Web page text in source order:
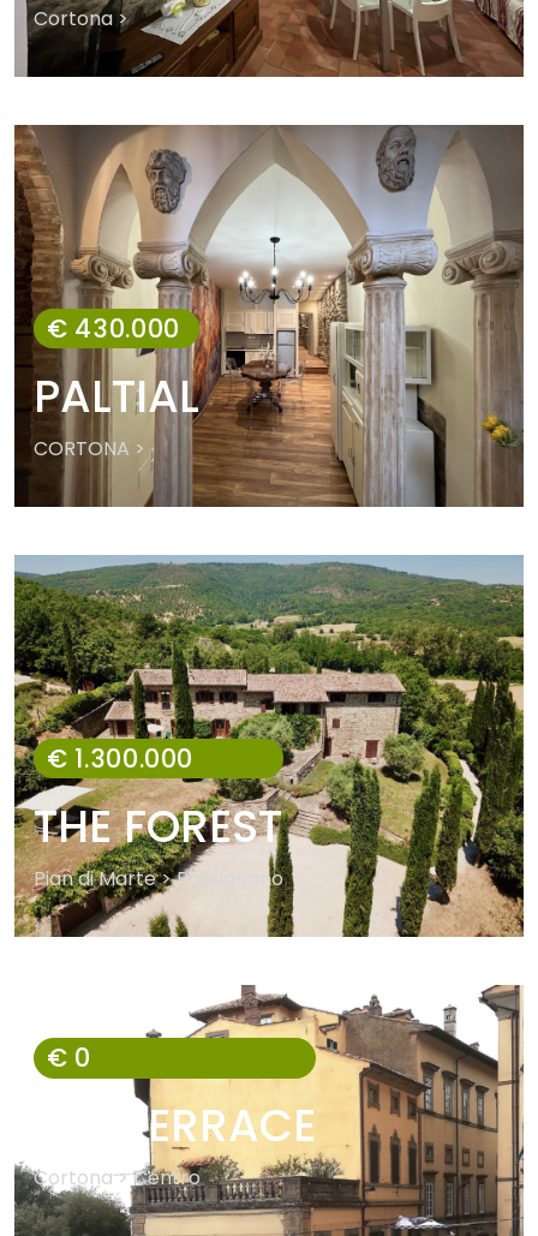
Cortona >
€ 430.000
PALTIAL
CORTONA >
€ 1.300.000
THE FOREST
Pian di Marte > Passignano
€ 0
THE TERRACE
Cortona > Centro